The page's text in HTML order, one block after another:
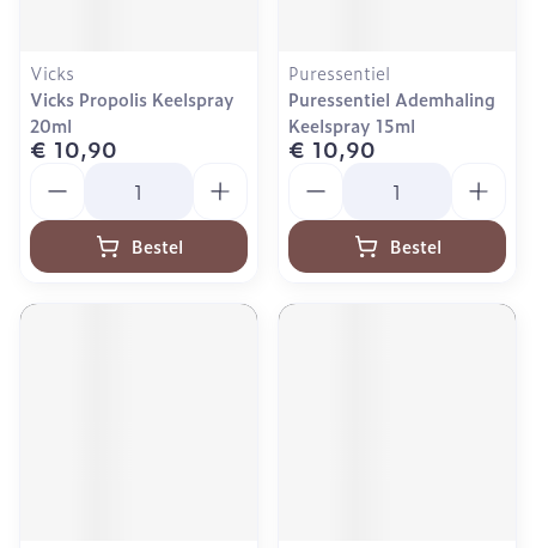
Vicks
Vicks Propolis Keelspray
20ml
€ 10,90
Bestel
Puressentiel
Puressentiel Ademhaling
Keelspray 15ml
€ 10,90
Bestel